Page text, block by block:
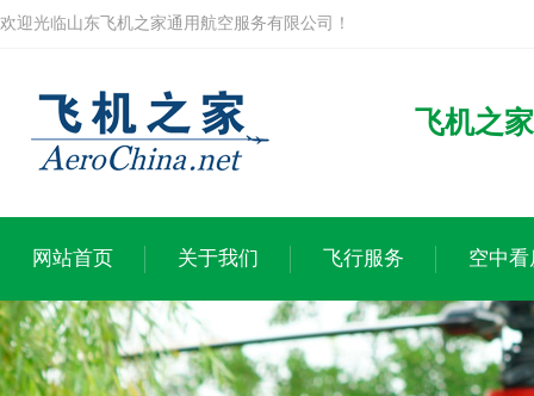
欢迎光临山东飞机之家通用航空服务有限公司！
飞机之
网站首页 关于我们 飞行服务 空中看